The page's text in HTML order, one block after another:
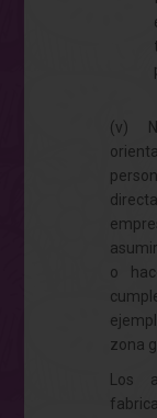
(v)
o
zona
Los